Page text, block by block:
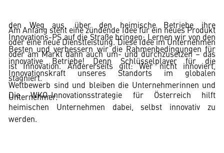
den Weg aus, über den heimische Betriebe ihre
Innovations-PS auf die Straße bringen: Lernen wir von den
Besten und verbessern wir die Rahmenbedingungen für
innovative Betriebe! Denn Schlüsselplayer für die
Innovationskraft unseres Standorts im globalen
Wettbewerb sind und bleiben die Unternehmerinnen und
Unternehmer.
Am Anfang steht eine zündende Idee für ein neues Produkt
oder eine neue Dienstleistung. Diese Idee im Unternehmen
oder am Markt dann auch um- und durchzusetzen – das
ist Innovation. Andererseits gilt: Wer nicht innoviert,
stagniert.
Die WKO-Innovationsstrategie für Österreich hilft
heimischen Unternehmen dabei, selbst innovativ zu
werden.
Dafür benötigen
wir allerdings
Ihre
Zustimmung, da
Ihr Browser
personenbezogene
technische Daten
zu Geräten und
Nutzerverhalten
Dafür benötigen
wir allerdings
Ihre
Zustimmung, da
Ihr Browser
personenbezogene
technische Daten
zu Geräten und